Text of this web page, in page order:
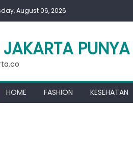
August 06, 2026
JAKARTA
HOME FASHION KESEHATAN